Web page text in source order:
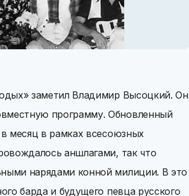
заметил Владимир Высоцкий. Он
программу. Обновленный
месяц в рамках всесоюзных
аншлагами, так что
нарядами конной милиции. В это
барда и будущего певца русского